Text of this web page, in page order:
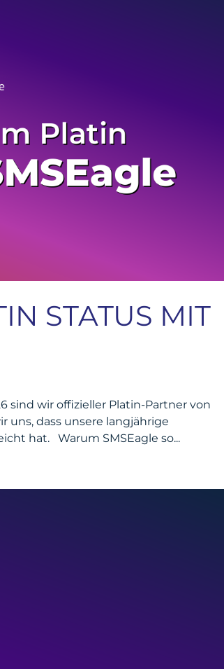
STATUS MIT
sind wir offizieller Platin-Partner von
uns, dass unsere langjährige
hat. Warum SMSEagle so...